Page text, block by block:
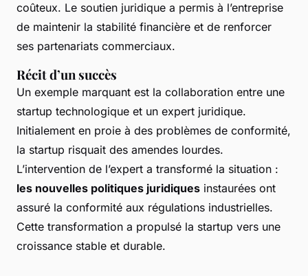
coûteux. Le soutien juridique a permis à l’entreprise
de maintenir la stabilité financière et de renforcer
ses partenariats commerciaux.
Récit d’un succès
Un exemple marquant est la collaboration entre une
startup technologique et un expert juridique.
Initialement en proie à des problèmes de conformité,
la startup risquait des amendes lourdes.
L’intervention de l’expert a transformé la situation :
les nouvelles politiques juridiques instaurées ont
assuré la conformité aux régulations industrielles.
Cette transformation a propulsé la startup vers une
croissance stable et durable.